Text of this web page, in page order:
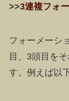
>>3連複フォ
フォーメーシ
目、3頭目を
す。例えば以